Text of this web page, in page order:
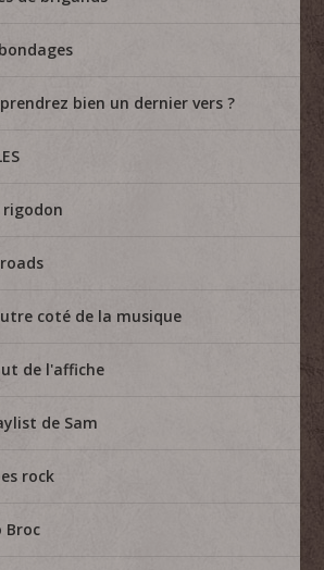
bien un dernier vers ?
rigodon
coté de la musique
de l'affiche
de Sam
rock
Broc